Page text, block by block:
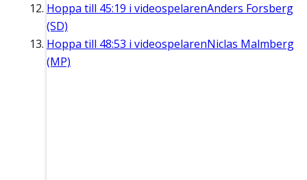
Hoppa till 45:19 i videospelarenAnders Forsberg
(SD)
Hoppa till 48:53 i videospelarenNiclas Malmberg
(MP)